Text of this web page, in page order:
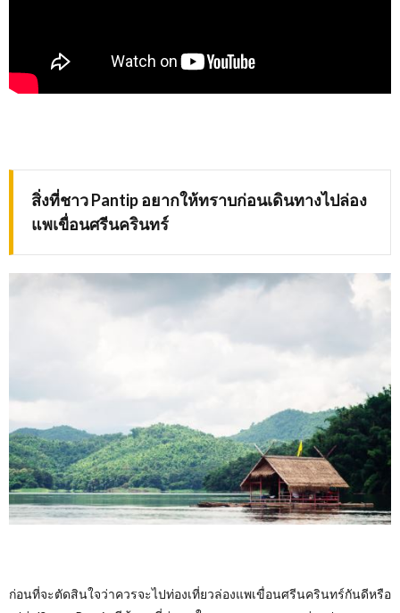
สิ่งที่ชาวPantipอยากให้ทราบก่อนเดินทางไปล่อง
แพเขื่อนศรีนครินทร์
ก่อนที่จะตัดสินใจว่าควรจะไปท่องเที่ยวล่องแพเขื่อนศรีนครินทร์กันดีหรือ